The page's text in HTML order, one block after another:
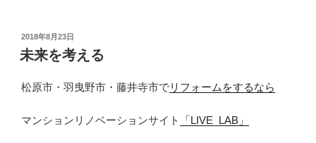
投
稿
日:
2018年8月23日
未来を考える
松原市・羽曳野市・藤井寺市でリフォームをするなら
マンションリノベーションサイト 「LIVE_LAB」